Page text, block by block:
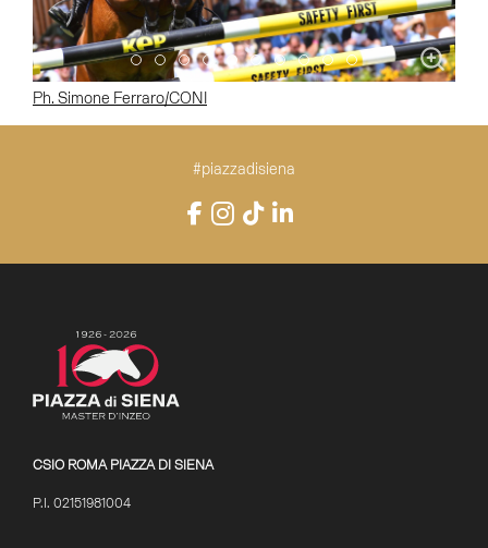
Item 0Item 1Item 2Item 3Item 4Item 5Item 6Item 7Item 8Item 9
Ph. Simone Ferraro/CONI
#piazzadisiena
Facebook
Instagram
TikTokLinkedIn
CSIO ROMA PIAZZA DI SIENA
P.I. 02151981004